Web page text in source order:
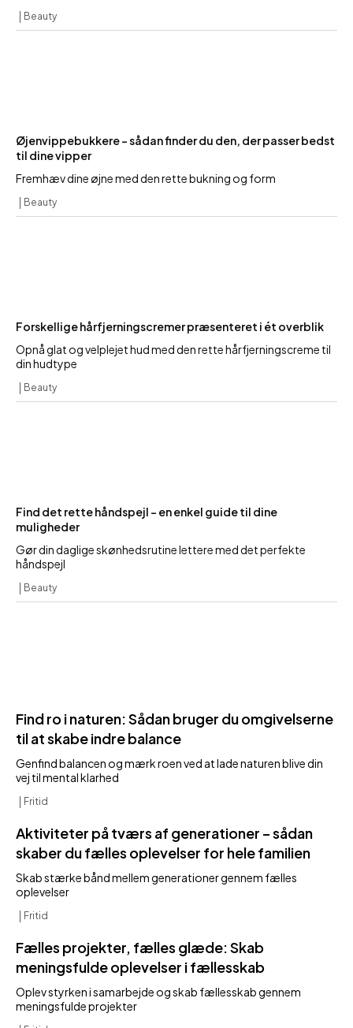
Beauty
Øjenvippebukkere – sådan finder du den, der passer bedst
til dine vipper
Fremhæv dine øjne med den rette bukning og form
Beauty
Forskellige hårfjerningscremer præsenteret i ét overblik
Opnå glat og velplejet hud med den rette hårfjerningscreme til
din hudtype
Beauty
Find det rette håndspejl – en enkel guide til dine
muligheder
Gør din daglige skønhedsrutine lettere med det perfekte
håndspejl
Beauty
Find ro i naturen: Sådan bruger du omgivelserne
til at skabe indre balance
Genfind balancen og mærk roen ved at lade naturen blive din
vej til mental klarhed
Fritid
Aktiviteter på tværs af generationer – sådan
skaber du fælles oplevelser for hele familien
Skab stærke bånd mellem generationer gennem fælles
oplevelser
Fritid
Fælles projekter, fælles glæde: Skab
meningsfulde oplevelser i fællesskab
Oplev styrken i samarbejde og skab fællesskab gennem
meningsfulde projekter